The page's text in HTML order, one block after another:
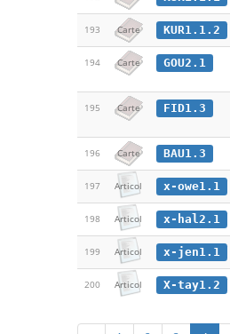
193 Carte KUR1.1.2
194 Carte GOU2.1
195 Carte FID1.3
196 Carte BAU1.3
197 Articol x-owe1.1
198 Articol x-hal2.1
199 Articol x-jen1.1
200 Articol X-tay1.2